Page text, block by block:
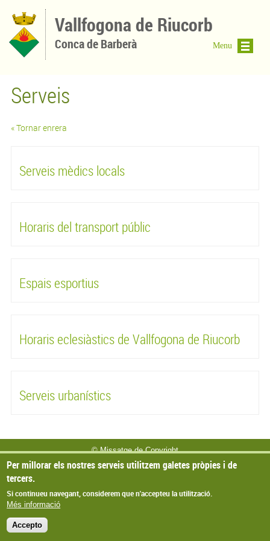
Vallfogona de Riucorb
Conca de Barberà
Serveis
« Tornar enrera
Serveis mèdics locals
Horaris del transport públic
Espais esportius
Horaris eclesiàstics de Vallfogona de Riucorb
Serveis urbanístics
© Missatge de Copyright
Menu
Per millorar els nostres serveis utilitzem galetes pròpies i de
tercers.
Si continueu navegant, considerem que n'accepteu la utilització.
Més informació
Accepto